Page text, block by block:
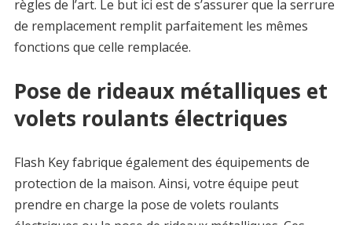
règles de l’art. Le but ici est de s’assurer que la serrure
de remplacement remplit parfaitement les mêmes
fonctions que celle remplacée.
Pose de rideaux métalliques et
volets roulants électriques
Flash Key fabrique également des équipements de
protection de la maison. Ainsi, votre équipe peut
prendre en charge la pose de volets roulants